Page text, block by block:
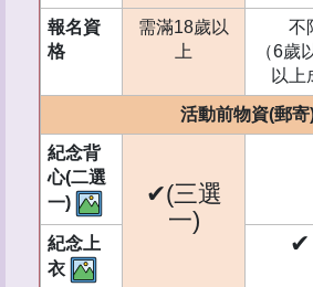
報名資
格
需滿18歲以
上
不
（6歲
以上
活動前物資(郵寄
紀念背
心(二選
一)
✔(三選
一)
紀念上
衣
✔